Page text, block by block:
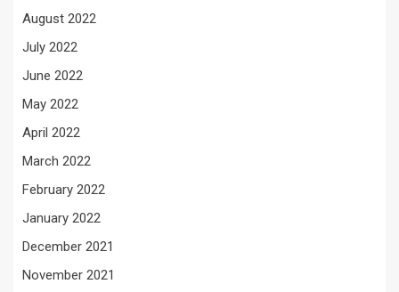
August 2022
July 2022
June 2022
May 2022
April 2022
March 2022
February 2022
January 2022
December 2021
November 2021